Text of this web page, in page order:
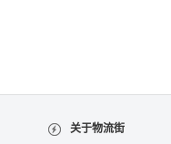
关于物流街